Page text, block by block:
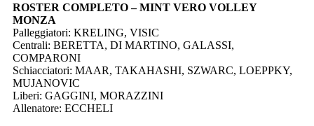
ROSTER COMPLETO – MINT VERO VOLLEY
MONZA
Palleggiatori: KRELING, VISIC
Centrali: BERETTA, DI MARTINO, GALASSI,
COMPARONI
Schiacciatori: MAAR, TAKAHASHI, SZWARC, LOEPPKY,
MUJANOVIC
Liberi: GAGGINI, MORAZZINI
Allenatore: ECCHELI